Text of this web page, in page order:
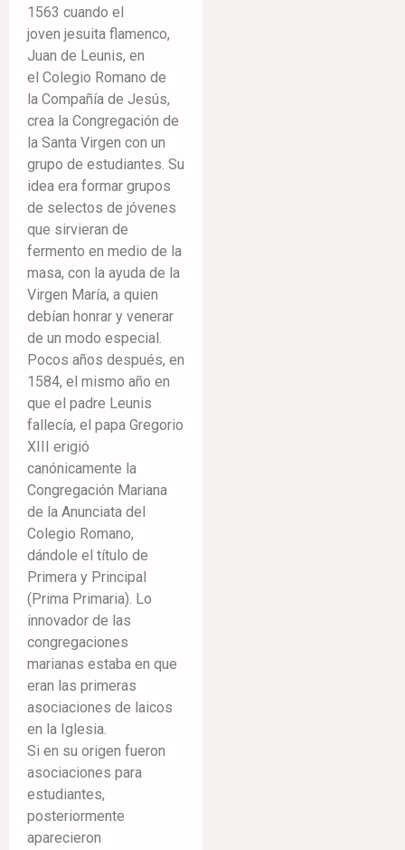
1563 cuando el
joven jesuita flamenco,
Juan de Leunis, en
el Colegio Romano de
la Compañía de Jesús,
crea la Congregación de
la Santa Virgen con un
grupo de estudiantes. Su
idea era formar grupos
de selectos de jóvenes
que sirvieran de
fermento en medio de la
masa, con la ayuda de la
Virgen María, a quien
debían honrar y venerar
de un modo especial.
Pocos años después, en
1584, el mismo año en
que el padre Leunis
fallecía, el papa Gregorio
XIII erigió
canónicamente la
Congregación Mariana
de la Anunciata del
Colegio Romano,
dándole el título de
Primera y Principal
(Prima Primaria). Lo
innovador de las
congregaciones
marianas estaba en que
eran las primeras
asociaciones de laicos
en la Iglesia.
Si en su origen fueron
asociaciones para
estudiantes,
posteriormente
aparecieron